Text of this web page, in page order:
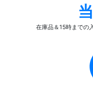
在庫品＆15時までの